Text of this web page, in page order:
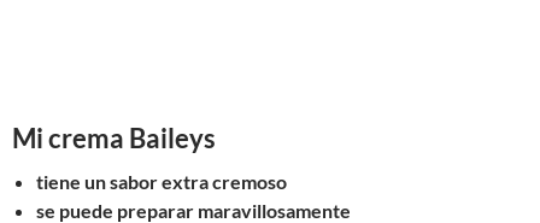
Mi crema Baileys
tiene un sabor extra cremoso
se puede preparar maravillosamente